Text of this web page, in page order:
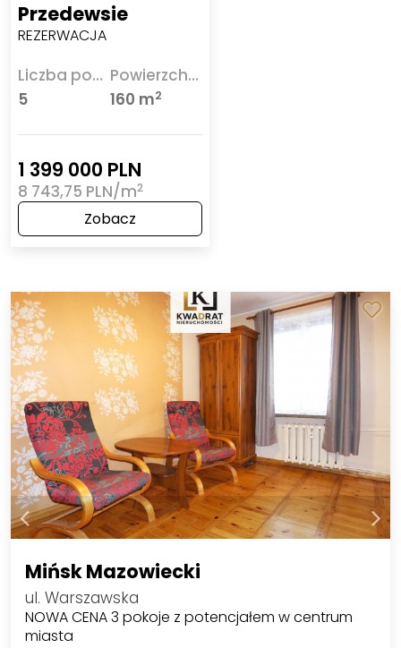
Przedewsie
REZERWACJA
Liczba pokoi
5
Powierzchnia
160 m2
1 399 000 PLN
8 743,75 PLN/m2
Zobacz
Mińsk Mazowiecki
ul. Warszawska
NOWA CENA 3 pokoje z potencjałem w centrum
miasta